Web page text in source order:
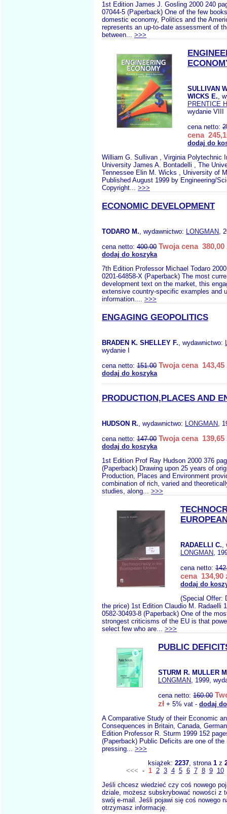
1st Edition James J. Gosling 2000 240
07044-5 (Paperback) One of the few
domestic economy, Politics and the
represents an up-to-date assessment of
between... >>>
SULLIVAN
WICKS E.,
PRENTICE
wydanie VIII
cena netto:
cena
dodaj do
William G. Sullivan , Virginia Polytechnic
University James A. Bontadelli , The
Tennessee Elin M. Wicks , University of
Published August 1999 by Engineering/
Copyright... >>>
ECONOMIC DEVELOPMENT
TODARO M., wydawnictwo: LONGMAN,
cena netto: 400.00 Twoja cena 380,00
dodaj do koszyka
7th Edition Professor Michael Todaro
0201-64858-X (Paperback) The most
development text on the market, this
extensive country-specific examples and
information.... >>>
ENGAGING GEOPOLITICS
BRADEN K. SHELLEY F., wydawnictwo:
wydanie I
cena netto: 151.00 Twoja cena 143,45
dodaj do koszyka
PRODUCTION,PLACES AND
HUDSON R., wydawnictwo: LONGMAN,
cena netto: 147.00 Twoja cena 139,65
dodaj do koszyka
1st Edition Prof Ray Hudson 2000 376
(Paperback) Drawing upon 25 years of
Production, Places and Environment
combination of rich, varied and
studies, along... >>>
RADAELLI C.,
LONGMAN,
cena netto:
cena 134,90
dodaj do
(Special Offer:
the price) 1st Edition Claudio M. Radaelli
0582-30493-8 (Paperback) One of the
strongest criticisms of the EU is that
select few who are... >>>
PUBLIC
STURM R. MULLER
LONGMAN, 1999,
cena netto: 160.00
zł + 5% vat - dodaj
A Comparative Study of their Economic
Consequences in Britain, Canada,
Edition Professor R. Sturm 1999 152
(Paperback) Public Deficits are one of the
pressing... >>>
książek: 2237, strona 1z
<<< - 1 2 3 4 5 6 7 8 9
10
Jeśli chcesz wiedzieć czy coś nowego
dziale, możesz subskrybować nowości z
swój e-mail. Jeśli pojawi się coś nowego
otrzymasz informację.